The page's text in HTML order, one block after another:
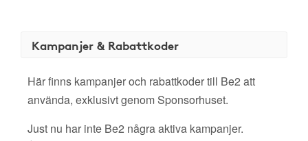
Kampanjer & Rabattkoder
Här finns kampanjer och rabattkoder till Be2 att
använda, exklusivt genom Sponsorhuset.
Just nu har inte Be2 några aktiva kampanjer.